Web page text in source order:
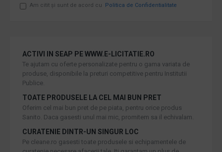
Am citit şi sunt de acord cu Politica de Confidentialitate
ACTIVI IN SEAP PE WWW.E-LICITATIE.RO
Te ajutam cu oferte personalizate pentru o gama variata de
produse, disponibile la preturi competitive pentru Institutii
Publice.
TOATE PRODUSELE LA CEL MAI BUN PRET
Oferim cel mai bun pret de pe piata, pentru orice produs
Sanito. Daca gasesti unul mai mic, promitem sa il echivalam.
CURATENIE DINTR-UN SINGUR LOC
Pe cleane.ro gasesti toate produsele si echipamentele de